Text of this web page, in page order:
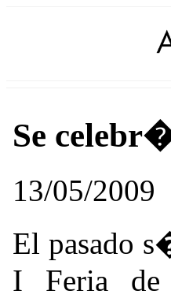
Se
13/05/2009
El pasado
I Feria de